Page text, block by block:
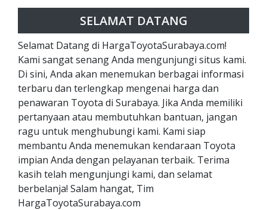
SELAMAT DATANG
Selamat Datang di HargaToyotaSurabaya.com!
Kami sangat senang Anda mengunjungi situs kami.
Di sini, Anda akan menemukan berbagai informasi
terbaru dan terlengkap mengenai harga dan
penawaran Toyota di Surabaya. Jika Anda memiliki
pertanyaan atau membutuhkan bantuan, jangan
ragu untuk menghubungi kami. Kami siap
membantu Anda menemukan kendaraan Toyota
impian Anda dengan pelayanan terbaik. Terima
kasih telah mengunjungi kami, dan selamat
berbelanja! Salam hangat, Tim
HargaToyotaSurabaya.com